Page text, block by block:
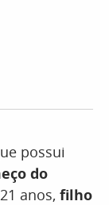
possui
do
anos, filho